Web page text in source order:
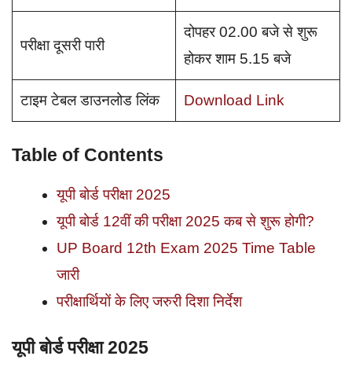
परीक्षा दूसरी पारी
दोपहर 02.00 बजे से शुरू
होकर शाम 5.15 बजे
टाइम टेबल डाउनलोड लिंक Download Link
Table of Contents
यूपी बोर्ड परीक्षा 2025
यूपी बोर्ड 12वीं की परीक्षा 2025 कब से शुरू होगी?
UP Board 12th Exam 2025 Time Table
जारी
परीक्षार्थियों के लिए जरुरी दिशा निर्देश
यूपी बोर्ड परीक्षा 2025